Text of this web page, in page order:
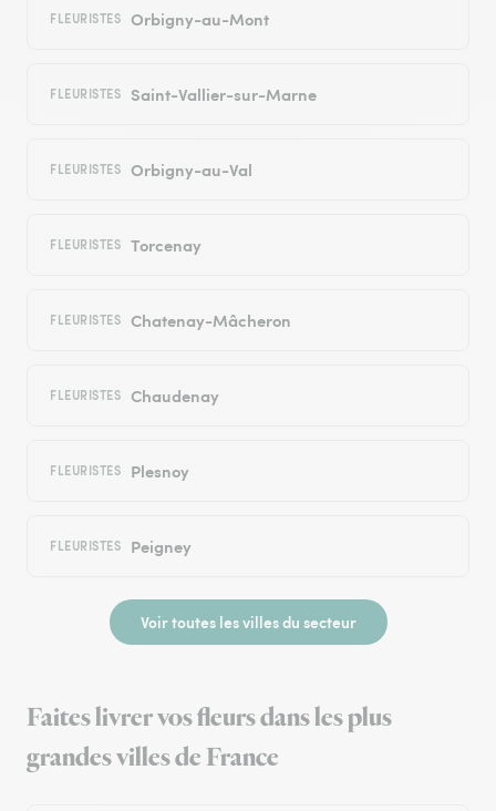
FLEURISTES Orbigny-au-Mont
FLEURISTES Saint-Vallier-sur-Marne
FLEURISTES Orbigny-au-Val
FLEURISTES Torcenay
FLEURISTES Chatenay-Mâcheron
FLEURISTES Chaudenay
FLEURISTES Plesnoy
FLEURISTES Peigney
Voir toutes les villes du secteur
Faites livrer vos fleurs dans les plus
grandes villes de France